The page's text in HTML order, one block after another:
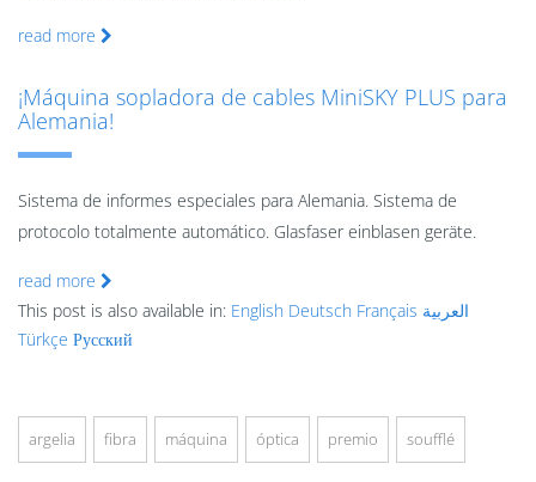
read more
¡Máquina sopladora de cables MiniSKY PLUS para
Alemania!
Sistema de informes especiales para Alemania. Sistema de
protocolo totalmente automático. Glasfaser einblasen geräte.
read more
This post is also available in: English Deutsch Français العربية
Türkçe Русский
argelia fibra máquina óptica premio soufflé